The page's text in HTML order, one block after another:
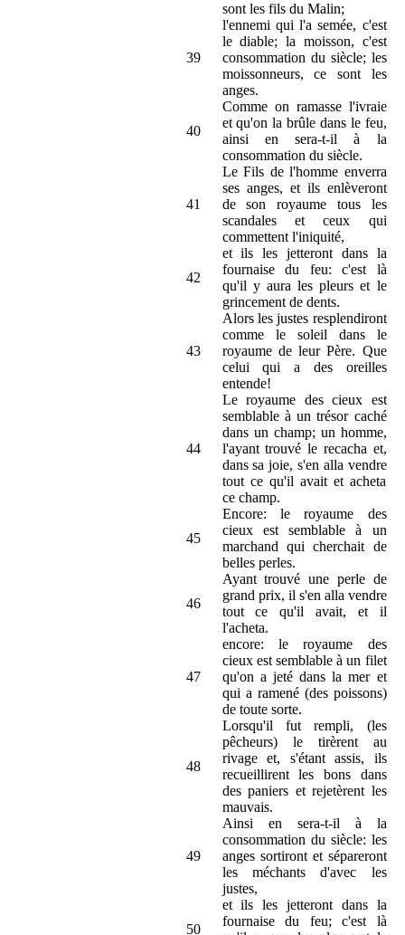
sont les fils du Malin;
39
l'ennemi qui l'a semée, c'est
le diable; la moisson, c'est
consommation du siècle; les
moissonneurs, ce sont les
anges.
40
Comme on ramasse l'ivraie
et qu'on la brûle dans le feu,
ainsi en sera-t-il à la
consommation du siècle.
41
Le Fils de l'homme enverra
ses anges, et ils enlèveront
de son royaume tous les
scandales et ceux qui
commettent l'iniquité,
42
et ils les jetteront dans la
fournaise du feu: c'est là
qu'il y aura les pleurs et le
grincement de dents.
43
Alors les justes resplendiront
comme le soleil dans le
royaume de leur Père. Que
celui qui a des oreilles
entende!
44
Le royaume des cieux est
semblable à un trésor caché
dans un champ; un homme,
l'ayant trouvé le recacha et,
dans sa joie, s'en alla vendre
tout ce qu'il avait et acheta
ce champ.
45
Encore: le royaume des
cieux est semblable à un
marchand qui cherchait de
belles perles.
46
Ayant trouvé une perle de
grand prix, il s'en alla vendre
tout ce qu'il avait, et il
l'acheta.
47
encore: le royaume des
cieux est semblable à un filet
qu'on a jeté dans la mer et
qui a ramené (des poissons)
de toute sorte.
48
Lorsqu'il fut rempli, (les
pêcheurs) le tirèrent au
rivage et, s'étant assis, ils
recueillirent les bons dans
des paniers et rejetèrent les
mauvais.
49
Ainsi en sera-t-il à la
consommation du siècle: les
anges sortiront et sépareront
les méchants d'avec les
justes,
50
et ils les jetteront dans la
fournaise du feu; c'est là